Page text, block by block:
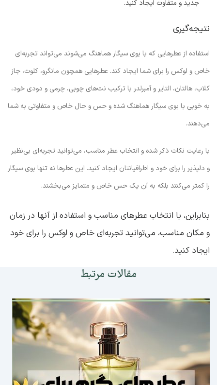
جدید و متفاوت ایجاد کنید.
نتیجه‌گیری
استفاده از عطرهایی که با بوی سیگار هماهنگ می‌شوند می‌تواند تجربه‌ای
خاص و لوکس را برای شما ایجاد کند. عطرهایی همچون مانگرو، کلوت، جاز
کلاب، هالتان، التایر و آمبرلدر با ترکیب نت‌های چوبی، چرمی و دودی خود،
به خوبی با بوی سیگار هماهنگ شده و حس و حال خاص و متفاوتی به شما
می‌دهند.
با رعایت نکات ذکر شده و انتخاب عطر مناسب، می‌توانید تجربه‌ای بی‌نظیر
و دلپذیر را برای خود و اطرافیانتان ایجاد کنید. این عطرها نه تنها بوی سیگار
را کمتر می‌کنند بلکه به آن یک حس خاص و متمایز می‌بخشند.
بنابراین، با انتخاب عطرهای مناسب و استفاده از آنها در زمان
و مکان مناسب، می‌توانید تجربه‌ای خاص و لوکس را برای خود
ایجاد کنید.
مقالات مرتبط